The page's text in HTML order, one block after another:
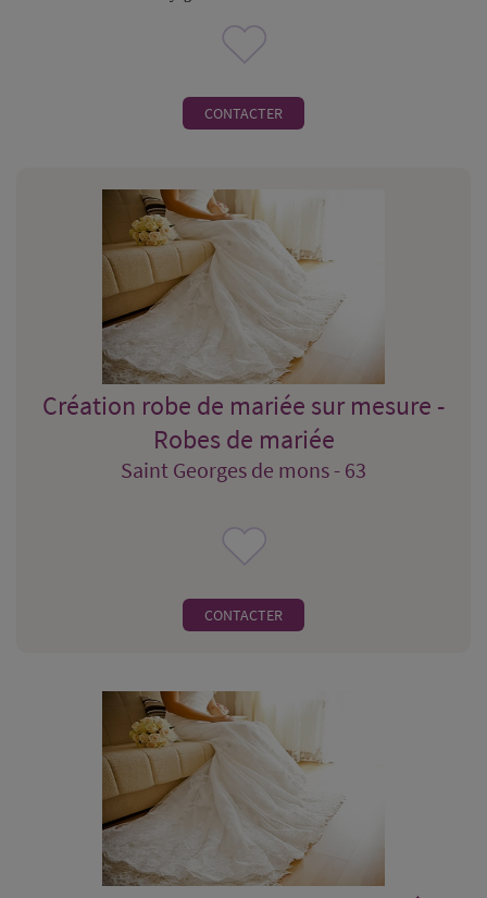
CONTACTER
Création robe de mariée sur mesure -
Robes de mariée
Saint Georges de mons - 63
CONTACTER